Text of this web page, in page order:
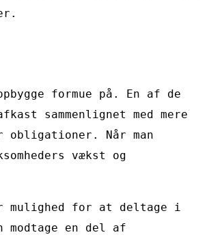
formue på. En af de
sammenlignet med mere
obligationer. Når man
vækst og
mulighed for at deltage i
modtage en del af